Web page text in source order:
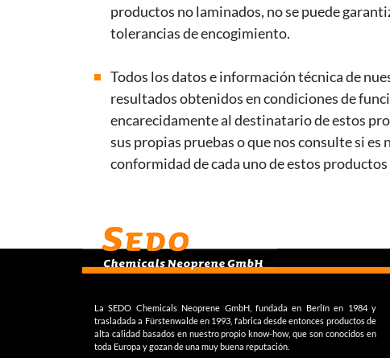
productos no laminados, no se puede
tolerancias de encogimiento.
Todos los datos e información técnica de
resultados obtenidos en condiciones de
encarecidamente al destinatario de estos
sus propias pruebas o que nos consulte si es
conformidad de cada uno de estos
La SEDO Chemicals Neoprene GmbH, fundada en Berlín en 1984 y
trasladada a Fürstenwalde en 1993, fabrica desde entonces productos de
alta calidad basados en nuestro propio know-how, que son conocidos en
toda Europa y gozan de una muy buena reputación.